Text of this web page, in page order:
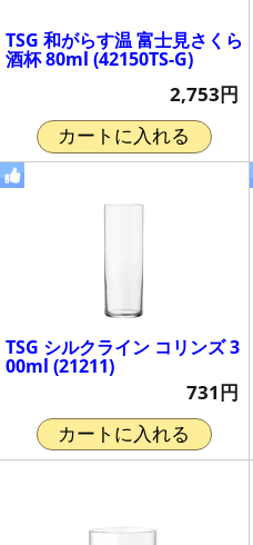
TSG 和がらす温 富士見さくら
酒杯 80ml (42150TS-G)
2,753円
カートに入れる
TSG シルクライン コリンズ 3
00ml (21211)
731円
カートに入れる